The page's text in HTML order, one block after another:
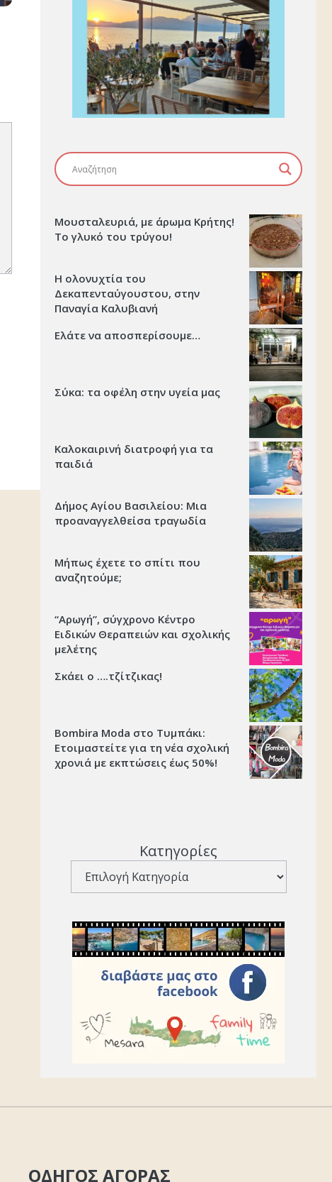
Μουσταλευριά, με άρωμα Κρήτης!
Το γλυκό του τρύγου!
Η ολονυχτία του
Δεκαπενταύγουστου, στην
Παναγία Καλυβιανή
Ελάτε να αποσπερίσουμε…
Σύκα: τα οφέλη στην υγεία μας
Καλοκαιρινή διατροφή για τα
παιδιά
Δήμος Αγίου Βασιλείου: Μια
προαναγγελθείσα τραγωδία
Μήπως έχετε το σπίτι που
αναζητούμε;
“Αρωγή”, σύγχρονο Κέντρο
Ειδικών Θεραπειών και σχολικής
μελέτης
Σκάει ο ….τζίτζικας!
Bombira Moda στο Τυμπάκι:
Ετοιμαστείτε για τη νέα σχολική
χρονιά με εκπτώσεις έως 50%!
Κατηγορίες
ΟΔΗΓΟΣ ΑΓΟΡΑΣ